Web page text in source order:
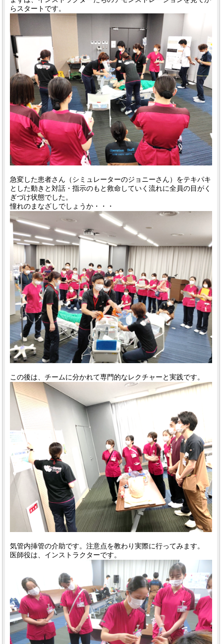
らスタートです。
急変した患者さん（シミュレーターのジョニーさん）をテキパキ
とした動きと対話・指示のもと救命していく流れに全員の目がく
ぎづけ状態でした。
憧れのまなざしでしょうか・・・
この後は、チームに分かれて専門的なレクチャーと実践です。
気管内挿管の介助です。注意点を教わり実際に行ってみます。
医師役は、インストラクターです。